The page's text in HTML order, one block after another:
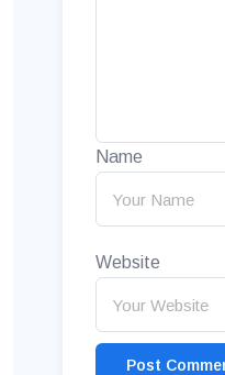
Name
Website
Post